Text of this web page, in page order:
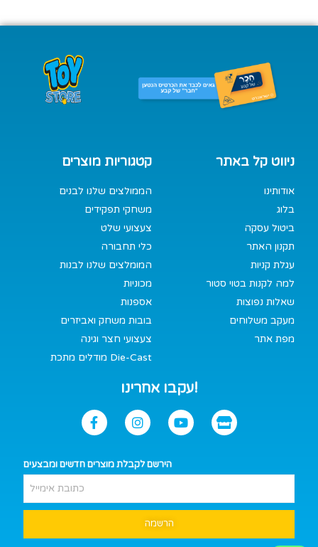
קטגוריות מוצרים
הממולצים שלנו לבנים
משחקי תפקידים
צעצועי שלט
כלי תחבורה
המומלצים שלנו לבנות
מכוניות
אספנות
בובות משחק ואביזרים
צעצועי חצר וגינה
מודלים מתכת Die-Cast
ניווט קל באתר
אודותינו
בלוג
ביטול עסקה
תקנון האתר
עגלת קניות
למה לקנות בטוי סטור
שאלות נפוצות
מעקב משלוחים
מפת אתר
עקבו אחרינו!
הירשם לקבלת מוצרים חדשים ומבצעים
הרשמה